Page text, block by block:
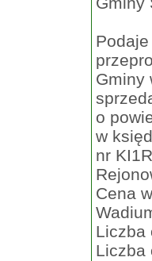
Gminy
o
w
nr
Cena
Liczba
Liczba